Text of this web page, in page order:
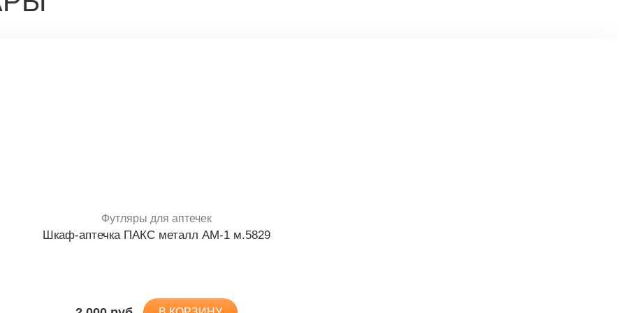
Футляры для аптечек
Шкаф-аптечка ПАКС металл АМ-1 м.5829